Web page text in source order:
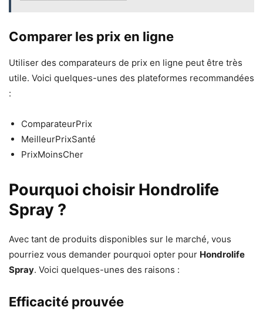
Comparer les prix en ligne
Utiliser des comparateurs de prix en ligne peut être très
utile. Voici quelques-unes des plateformes recommandées
:
ComparateurPrix
MeilleurPrixSanté
PrixMoinsCher
Pourquoi choisir Hondrolife
Spray ?
Avec tant de produits disponibles sur le marché, vous
pourriez vous demander pourquoi opter pour Hondrolife
Spray. Voici quelques-unes des raisons :
Efficacité prouvée